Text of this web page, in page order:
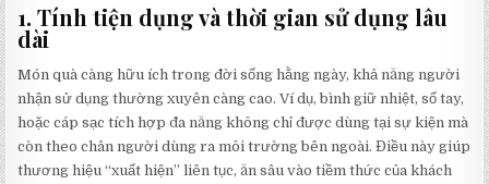
1.Tính tiện dụng và thời gian sử dụng lâu
dài
Món quà càng hữu ích trong đời sống hằng ngày, khả năng người
nhận sử dụng thường xuyên càng cao. Ví dụ, bình giữ nhiệt, sổ tay,
hoặc cáp sạc tích hợp đa năng không chỉ được dùng tại sự kiện mà
còn theo chân người dùng ra môi trường bên ngoài. Điều này giúp
thương hiệu “xuất hiện” liên tục, ăn sâu vào tiềm thức của khách